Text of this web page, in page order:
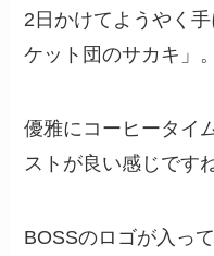
2日かけてようやく
ケット団のサカキ」。
優雅にコーヒータイ
ストが良い感じですね
BOSSのロゴが入っ